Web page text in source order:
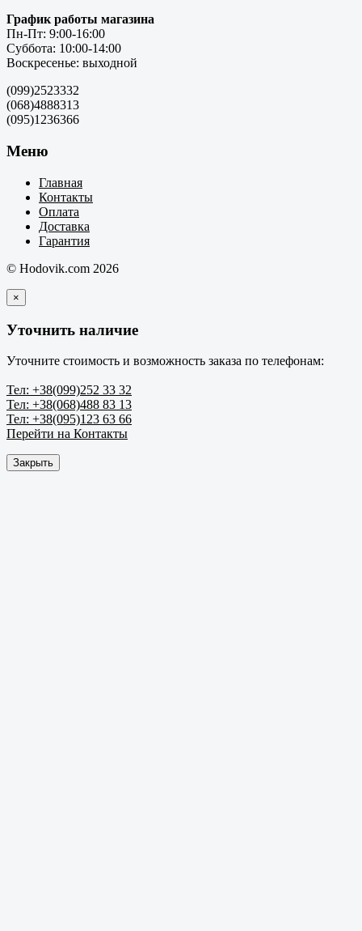
График работы магазина
Пн-Пт: 9:00-16:00
Суббота: 10:00-14:00
Воскресенье: выходной
(099)2523332
(068)4888313
(095)1236366
Меню
Главная
Контакты
Оплата
Доставка
Гарантия
© Hodovik.com 2026
×
Уточнить наличие
Уточните стоимость и возможность заказа по телефонам:
Тел: +38(099)252 33 32
Тел: +38(068)488 83 13
Тел: +38(095)123 63 66
Перейти на Контакты
Закрыть